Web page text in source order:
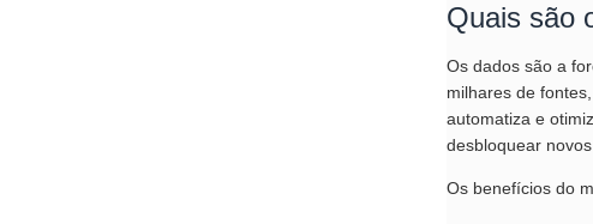
Quais são
Os dados são a
milhares de
automatiza e
desbloquear
Os benefícios do